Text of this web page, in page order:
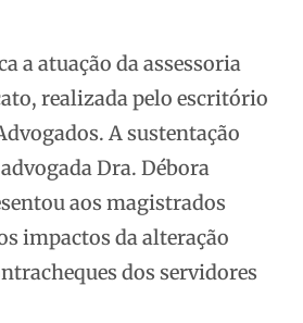
a atuação da assessoria
realizada pelo escritório
A sustentação
Dra. Débora
aos magistrados
impactos da alteração
dos servidores